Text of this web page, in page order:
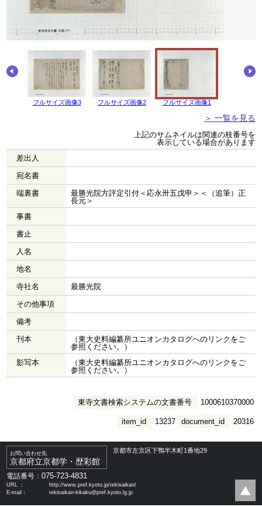
フルサイズ画像3 フルサイズ画像2 フルサイズ画像1
＞ 一覧を見る
上記のサムネイルは関連の枝番号を
表示している場合があります
差出人
宛名書
端裏書
最勝光院方評定引付＜応永卅五戊申＞＜（追筆）正
長元＞
事書
書止
人名
地名
寺社名
最勝光院
その他事項
備考
刊本
（東大史料編纂所ユニオンカタログへのリンクをご
参照ください。）
影写本
（東大史料編纂所ユニオンカタログへのリンクをご
参照ください。）
東寺文書検索システムの文書番号 1000610370000
document_id 20316
item_id 13237
お問い合わせ先
京都府立京都学・歴彩館
京都市左京区下鴨半木町1番地29
電話番号：075-723-4831
URL ：
http://www.pref.kyoto.jp/rekisaikan/
E-mail：
rekisaikan-kikaku@pref.kyoto.lg.jp